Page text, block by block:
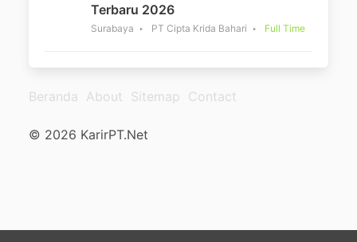
Terbaru 2026
Surabaya PT Cipta Krida Bahari Full Time
Beranda About Sitemap Contact
© 2026 KarirPT.Net